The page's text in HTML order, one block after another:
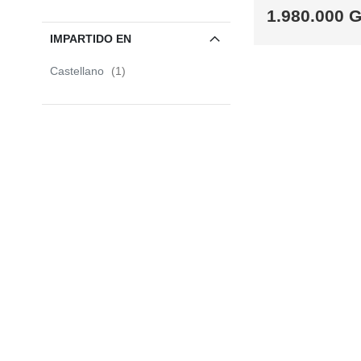
1.980.000
MÁS
IMPARTIDO EN
Castellano 1item